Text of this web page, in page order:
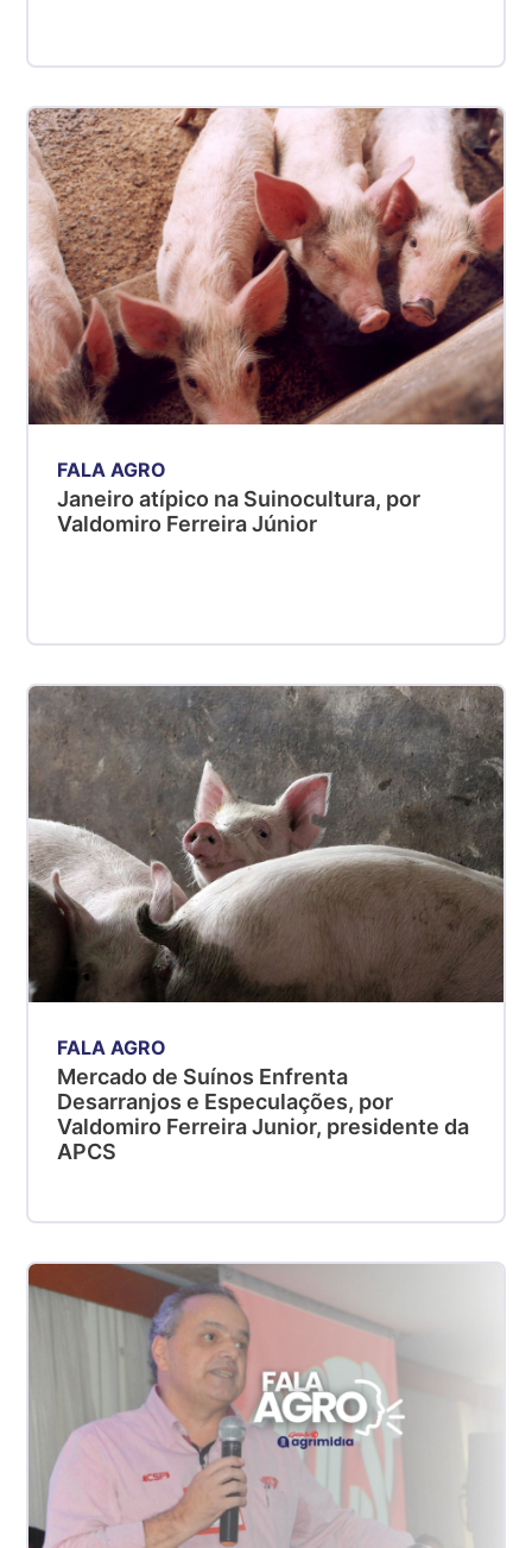
FALA AGRO
Janeiro atípico na Suinocultura, por
Valdomiro Ferreira Júnior
FALA AGRO
Mercado de Suínos Enfrenta
Desarranjos e Especulações, por
Valdomiro Ferreira Junior, presidente da
APCS